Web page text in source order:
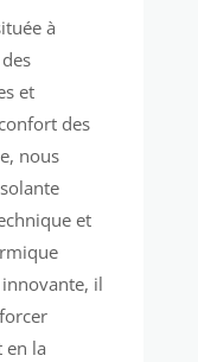
à
et
des
nous
et
il
en la